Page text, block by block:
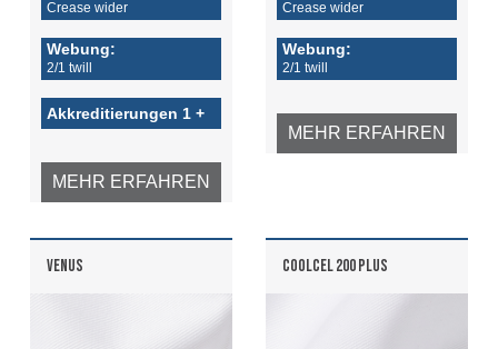
Crease wider
Webung:
2/1 twill
Akkreditierungen 1 +
MEHR ERFAHREN
Crease wider
Webung:
2/1 twill
MEHR ERFAHREN
VENUS COOLCEL 200 PLUS